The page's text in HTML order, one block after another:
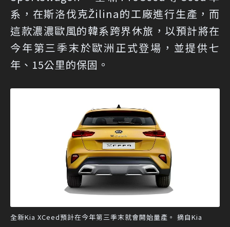
系，在斯洛伐克Žilina的工廠進行生產，而
這款濃濃歐風的韓系跨界休旅，以預計將在
今年第三季末於歐洲正式登場，並提供七
年、15公里的保固。
全新Kia XCeed預計在今年第三季末就會開始量產。 摘自Kia